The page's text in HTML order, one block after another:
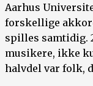
Aarhus
forskellige
spilles samtidig.
musikere, ikke
halvdel var folk,